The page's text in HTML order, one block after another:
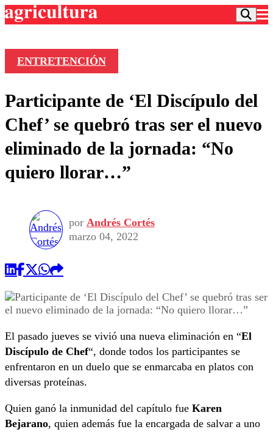
Frecuencias
Agricultura TV
Deportes
Colo Colo
Motor
Torneo Internacional
Torneo Nacional
Entretención
Internacional
Nacional
Vida Social
Programas
Comercial
ENTRETENCIÓN
Participante de ‘El Discípulo del
Chef’ se quebró tras ser el nuevo
eliminado de la jornada: “No
quiero llorar…”
por Andrés Cortés
marzo 04, 2022
El pasado jueves se vivió una nueva eliminación en “El
Discípulo de Chef“, donde todos los participantes se
enfrentaron en un duelo que se enmarcaba en platos con
diversas proteínas.
Quien ganó la inmunidad del capítulo fue Karen
Bejarano, quien además fue la encargada de salvar a uno